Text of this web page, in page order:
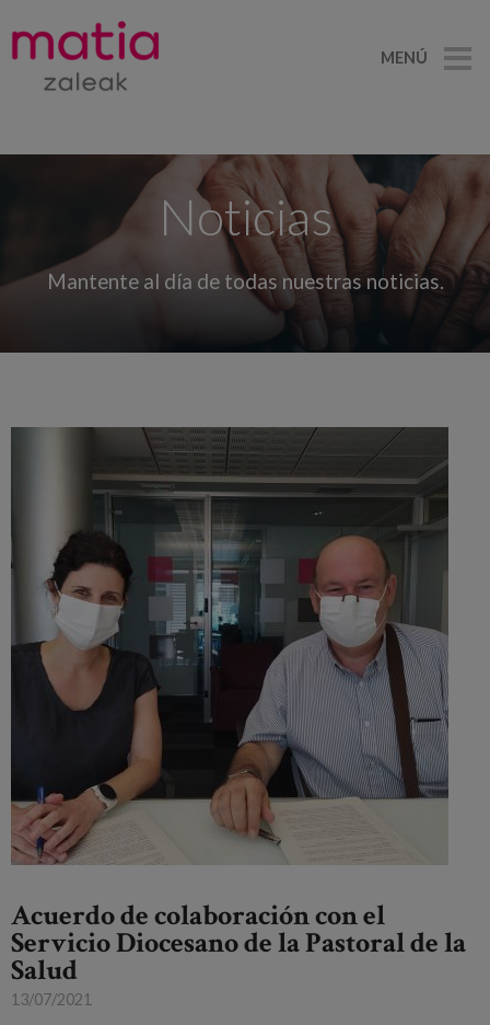
Noticias
Mantente al día de todas nuestras noticias.
Acuerdo de colaboración con el
Servicio Diocesano de la Pastoral de la
Salud
13/07/2021
MENÚ